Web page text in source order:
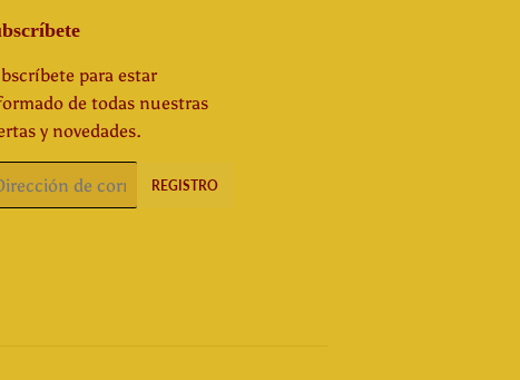
para estar
de todas nuestras
y novedades.
REGISTRO